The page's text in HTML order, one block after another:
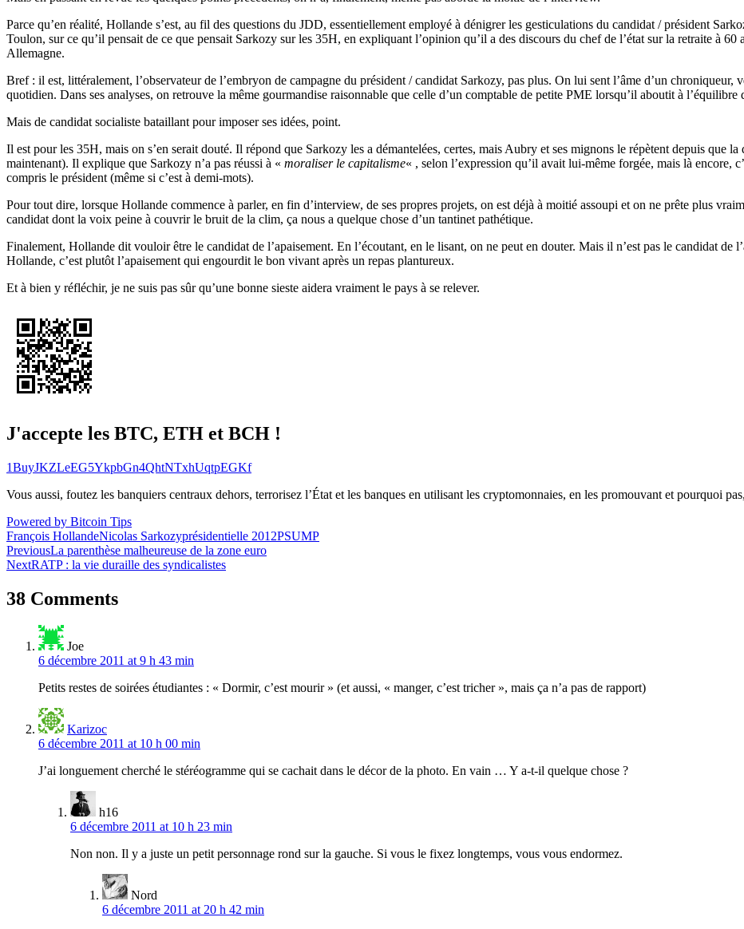
Parce qu’en réalité, Hollande s’est, au fil des questions du JDD, essentiellement employé à dénigrer les gesticulations du candidat / président
Toulon, sur ce qu’il pensait de ce que pensait Sarkozy sur les 35H, en expliquant l’opinion qu’il a des discours du chef de l’état sur la retraite à
Allemagne.
Bref : il est, littéralement, l’observateur de l’embryon de campagne du président / candidat Sarkozy, pas plus. On lui sent l’âme d’un chroniqueur,
quotidien. Dans ses analyses, on retrouve la même gourmandise raisonnable que celle d’un comptable de petite PME lorsqu’il aboutit à l’équilibre
Mais de candidat socialiste bataillant pour imposer ses idées, point.
Il est pour les 35H, mais on s’en serait douté. Il répond que Sarkozy les a démantelées, certes, mais Aubry et ses mignons le répètent depuis que
maintenant). Il explique que Sarkozy n’a pas réussi à « moraliser le capitalisme« , selon l’expression qu’il avait lui-même forgée, mais là encore,
compris le président (même si c’est à demi-mots).
Pour tout dire, lorsque Hollande commence à parler, en fin d’interview, de ses propres projets, on est déjà à moitié assoupi et on ne prête plus
candidat dont la voix peine à couvrir le bruit de la clim, ça nous a quelque chose d’un tantinet pathétique.
Finalement, Hollande dit vouloir être le candidat de l’apaisement. En l’écoutant, en le lisant, on ne peut en douter. Mais il n’est pas le candidat de
Hollande, c’est plutôt l’apaisement qui engourdit le bon vivant après un repas plantureux.
Et à bien y réfléchir, je ne suis pas sûr qu’une bonne sieste aidera vraiment le pays à se relever.
J'accepte les BTC, ETH et BCH !
1BuyJKZLeEG5YkpbGn4QhtNTxhUqtpEGKf
Vous aussi, foutez les banquiers centraux dehors, terrorisez l’État et les banques en utilisant les cryptomonnaies, en les promouvant et pourquoi
Powered by Bitcoin Tips
François HollandeNicolas Sarkozyprésidentielle 2012PSUMP
Navigation
de
l’article
PreviousLa parenthèse malheureuse de la zone euro
NextRATP : la vie duraille des syndicalistes
38 Comments
Joe
6 décembre 2011 at 9 h 43 min
Petits restes de soirées étudiantes : « Dormir, c’est mourir » (et aussi, « manger, c’est tricher », mais ça n’a pas de rapport)
Karizoc
6 décembre 2011 at 10 h 00 min
J’ai longuement cherché le stéréogramme qui se cachait dans le décor de la photo. En vain … Y a-t-il quelque chose ?
h16
6 décembre 2011 at 10 h 23 min
Non non. Il y a juste un petit personnage rond sur la gauche. Si vous le fixez longtemps, vous vous endormez.
Nord
6 décembre 2011 at 20 h 42 min